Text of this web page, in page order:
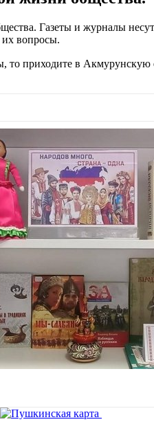
Газеты и журналы
вопросы.
приходите в